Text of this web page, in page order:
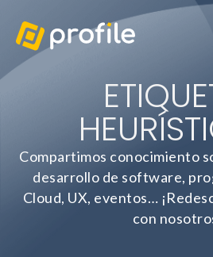
Compartimos conocimiento
desarrollo de software,
Cloud, UX, eventos…
con